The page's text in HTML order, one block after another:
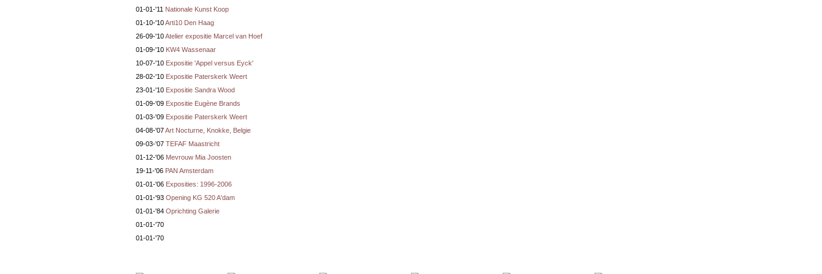
01-01-'11 Nationale Kunst Koop
01-10-'10Arti10 Den Haag
26-09-'10Atelier expositie Marcel van Hoef
01-09-'10 KW4 Wassenaar
10-07-'10 Expositie 'Appel versus Eyck'
28-02-'10 Expositie Paterskerk Weert
23-01-'10 Expositie Sandra Wood
01-09-'09 Expositie Eugène Brands
01-03-'09 Expositie Paterskerk Weert
04-08-'07Art Nocturne, Knokke, Belgie
09-03-'07 TEFAF Maastricht
01-12-'06 Mevrouw Mia Joosten
19-11-'06 PAN Amsterdam
01-01-'06 Exposities: 1996-2006
01-01-'93 Opening KG 520 A'dam
01-01-'84 Oprichting Galerie
01-01-'70
01-01-'70